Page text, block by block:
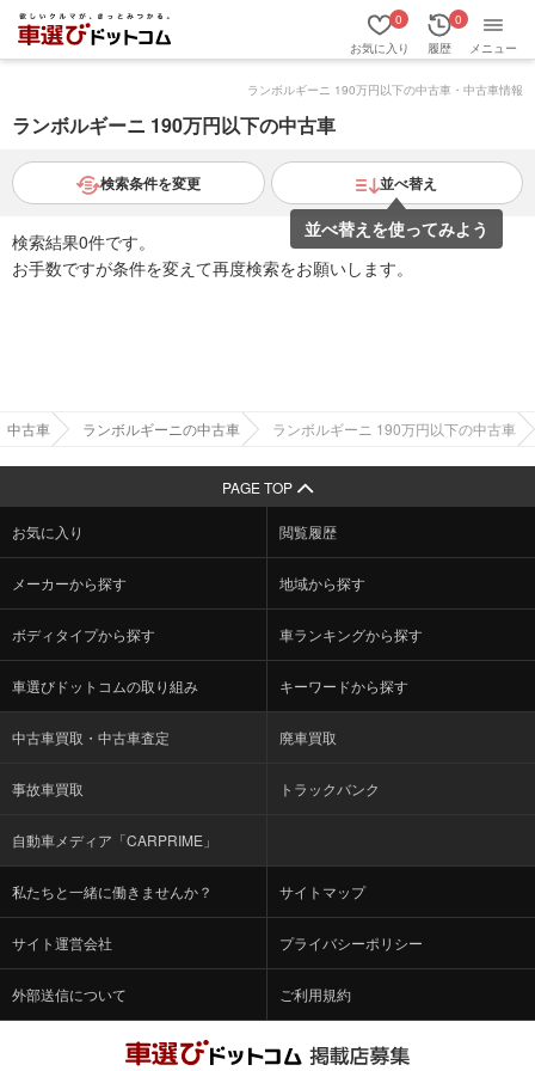
お気に入り
0
履歴
0
メニュー
ランボルギーニ 190万円以下の中古車・中古車情報
ランボルギーニ 190万円以下の中古車
検索条件を変更 並べ替え
並べ替えを使ってみよう
検索結果0件です。
お手数ですが条件を変えて再度検索をお願いします。
中古車 ランボルギーニの中古車 ランボルギーニ 190万円以下の中古車
PAGE TOP
お気に入り 閲覧履歴
メーカーから探す 地域から探す
ボディタイプから探す 車ランキングから探す
車選びドットコムの取り組み キーワードから探す
中古車買取・中古車査定 廃車買取
事故車買取 トラックバンク
自動車メディア「CARPRIME」
私たちと一緒に働きませんか？ サイトマップ
サイト運営会社 プライバシーポリシー
外部送信について ご利用規約